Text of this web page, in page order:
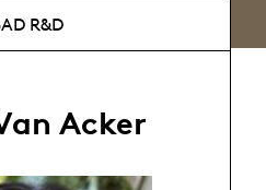
R&D
Acker